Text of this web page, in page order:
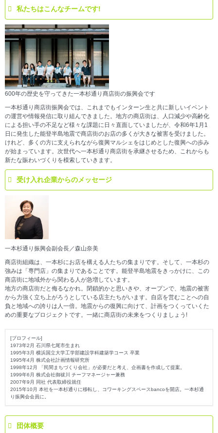
私たちはこんなチームです!
600年の歴史を守ってきた一本杉通り商店街の振興会です
一本杉通り商店街振興会では、これまでもインターン生と共に新しいイベント
の運営や情報発信に取り組んできました。地方の商店街は、人口減少や高齢化
による担い手の不足など様々な課題に日々直面していましたが、令和6年1月1
日に発生した能登半島地震で商店街のお店の多くが大きな被害を受けました。
けれど、多くの方に支えられながら復興マルシェをはじめとした復興への歩み
が始まっています。次世代へ一本杉通り商店街を承継させるため、これからも
新たな賑わいづくりを模索していきます。
受け入れ企業からのメッセージ
一本杉通り振興会副会長／森山奈美
商店街組織は、一本杉にお店を構える人たちの集まりです。そして、一本杉の
強みは「専門店」の集まりであることです。能登半島地震をきっかけに、この
商店街に地域外から関わる人が急増しています。
地方の商店街だと侮るなかれ。閉鎖的かと思いきや、オープンで、地震の被害
から力強く立ち上がろうとしている店主たちがいます。自店を営むことへの自
負と地域への誇りは人一倍。地震からの復興に向けて、計画をつくっていくた
めの重要なプロジェクトです。一緒に商店街の未来をつくりましょう!
[プロフィール]
1973年2月 石川県七尾市生まれ
1995年3月 横浜国立大学工学部建設学科建築学コース 卒業
1995年4月 株式会社計画情報研究所
1998年12月 「民間まちづくり会社」が必要だと考え、企画書を作成して提案。
1999年6月 株式会社御祓川 チーフマネージャー兼務
2007年9月 同社 代表取締役就任
2015年10月 本社を一本杉通りに移転し、コワーキングスペースbancoを開店。一本杉通
り振興会会員に。
団体概要